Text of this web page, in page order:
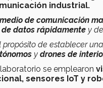
industrial.
medio de comunicación
de datos rápidamente y de
propósito de establecer una
y drones de
se emplearon
sensores IoT y